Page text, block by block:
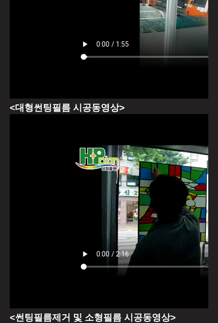
<대형썬팅필름 시공동영상>
<썬팅필름제거 및 소형필름 시공동영상>